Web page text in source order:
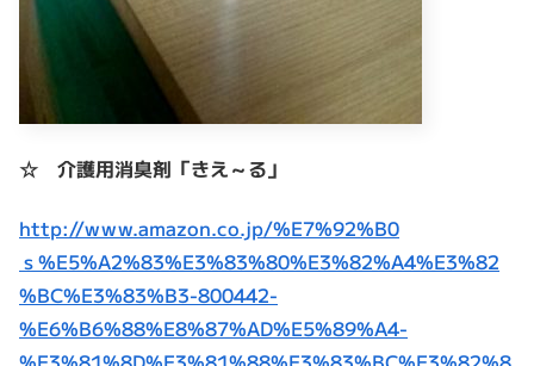
☆ 介護用消臭剤「きえ～る」
http://www.amazon.co.jp/%E7%92%B0
ｓ%E5%A2%83%E3%83%80%E3%82%A4%E3%82
%BC%E3%83%B3-800442-
%E6%B6%88%E8%87%AD%E5%89%A4-